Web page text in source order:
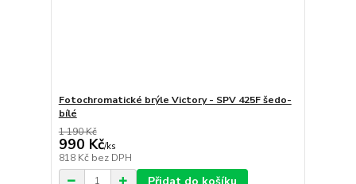
Fotochromatické brýle Victory - SPV 425F šedo-
bílé
1 190 Kč
990 Kč/ks
818 Kč bez DPH
Přidat do košíku